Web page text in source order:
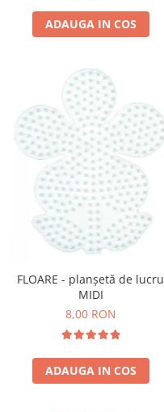
Stimulare tactila
Stimulare vizuala
ADAUGA IN COS
FLOARE - planșetă de lucru
MIDI
8,00 RON
ADAUGA IN COS